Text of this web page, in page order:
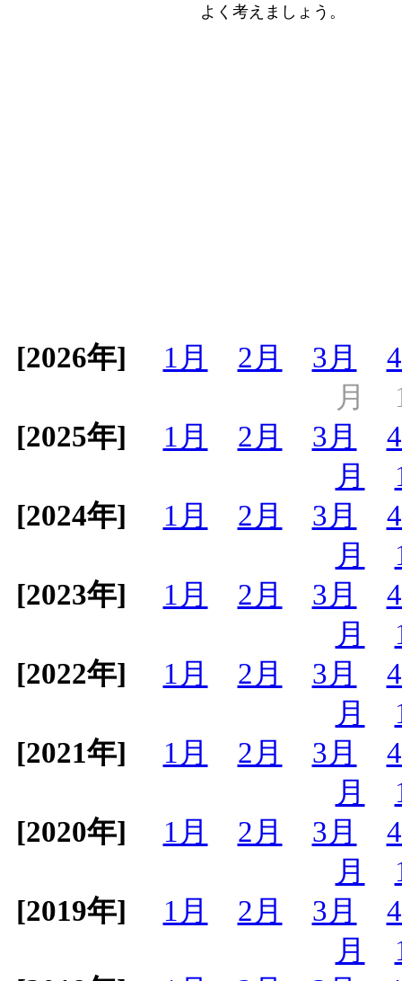
よく考えましょう。
[2026年] 1月 2月 3月
月
[2025年]
1月 2月 3月
月
[2024年]
1月 2月 3月
月
[2023年]
1月 2月 3月
月
[2022年]
1月 2月 3月
月
[2021年]
1月 2月 3月
月
[2020年]
1月 2月 3月
月
[2019年]
1月 2月 3月
月